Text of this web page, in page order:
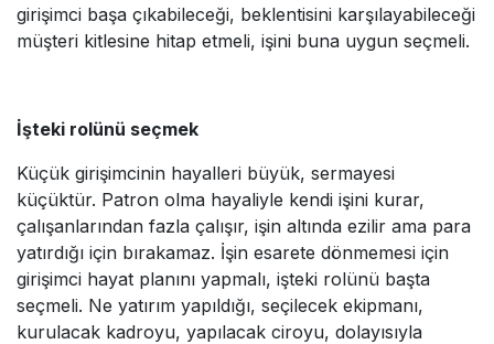
girişimci başa çıkabileceği, beklentisini karşılayabileceği
müşteri kitlesine hitap etmeli, işini buna uygun seçmeli.
İşteki rolünü seçmek
Küçük girişimcinin hayalleri büyük, sermayesi
küçüktür. Patron olma hayaliyle kendi işini kurar,
çalışanlarından fazla çalışır, işin altında ezilir ama para
yatırdığı için bırakamaz. İşin esarete dönmemesi için
girişimci hayat planını yapmalı, işteki rolünü başta
seçmeli. Ne yatırım yapıldığı, seçilecek ekipmanı,
kurulacak kadroyu, yapılacak ciroyu, dolayısıyla